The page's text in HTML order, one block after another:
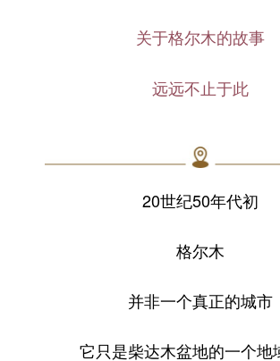
关于格尔木的故事
远远不止于此
20世纪50年代初
格尔木
并非一个真正的城市
它只是柴达木盆地的一个地